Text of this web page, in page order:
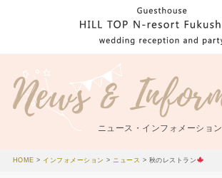
ニュース・インフォメーション
HOME > インフォメーション >ニュース > 秋のレストラン